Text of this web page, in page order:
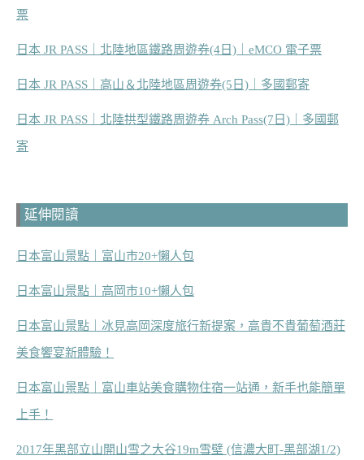
票
日本 JR PASS｜北陸地區鐵路周遊券(4日)｜eMCO 電子票
日本 JR PASS｜高山＆北陸地區周遊券(5日)｜多國郵寄
日本 JR PASS｜北陸拱型鐵路周遊券 Arch Pass(7日)｜多國郵
寄
延伸閱讀
日本富山景點｜富山市20+懶人包
日本富山景點｜高岡市10+懶人包
日本富山景點｜冰見高岡深度旅行新提案，高貴不貴葡萄酒莊
美食饗宴新體驗！
日本富山景點｜富山車站美食購物住宿一站通，新手也能簡單
上手！
2017年黑部立山開山雪之大谷19m雪壁 (信濃大町-黑部湖1/2)